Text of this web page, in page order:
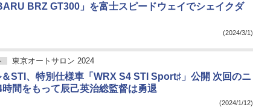
BRZ GT300」を富士スピードウェイでシェイクダ
(2024/3/1)
東京オートサロン 2024
＆STI、特別仕様車「WRX S4 STI Sport♯」公開 次回のニ
時間をもって辰己英治総監督は勇退
(2024/1/12)